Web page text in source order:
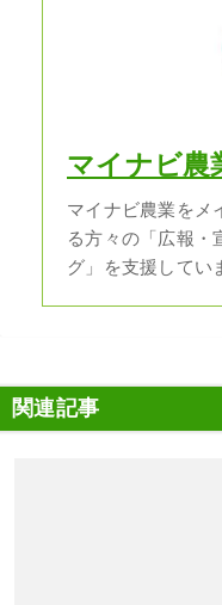
マイナビ農
マイナビ農業をメ
る方々の「広報・
グ」を支援してい
関連記事